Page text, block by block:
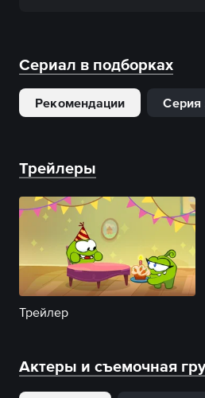
Сериал в подборках
Рекомендации Серия
Трейлеры
Трейлер
Актеры и съемочная